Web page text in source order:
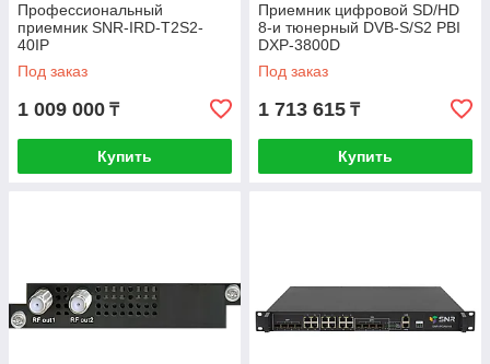
Профессиональный
приемник SNR-IRD-T2S2-
40IP
Под заказ
1 009 000 ₸
Купить
Приемник цифровой SD/HD
8-и тюнерный DVB-S/S2 PBI
DXP-3800D
Под заказ
1 713 615 ₸
Купить